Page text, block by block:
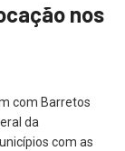
nos
com Barretos
da
com as